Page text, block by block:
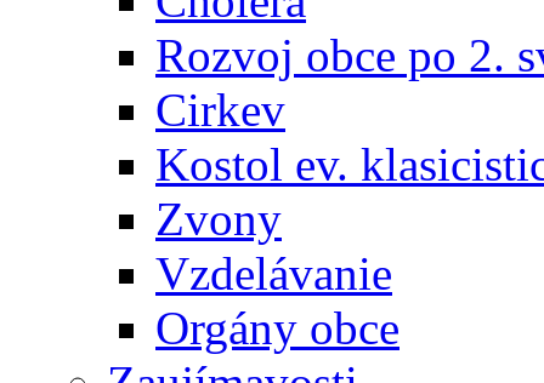
Rozvoj obce po 2.
Cirkev
Kostol ev.
Zvony
Vzdelávanie
Orgány obce